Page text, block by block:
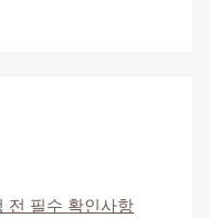
전 필수 확인사항